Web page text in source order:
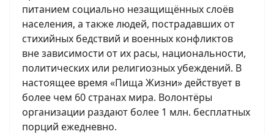
питанием социально незащищённых слоёв
населения, а также людей, пострадавших от
стихийных бедствий и военных конфликтов
вне зависимости от их расы, национальности,
политических или религиозных убеждений. В
настоящее время «Пища Жизни» действует в
более чем 60 странах мира. Волонтёры
организации раздают более 1 млн. бесплатных
порций ежедневно.